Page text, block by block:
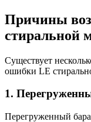
Причины
стиральной
Существует
ошибки LE
1.
Перегруженный